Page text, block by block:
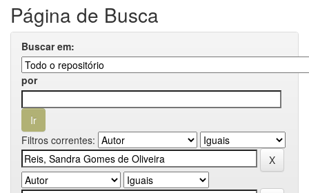
Página de Busca
Buscar em:
por
Filtros correntes: